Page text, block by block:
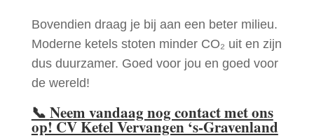
Bovendien draag je bij aan een beter milieu.
Moderne ketels stoten minder CO₂ uit en zijn
dus duurzamer. Goed voor jou en goed voor
de wereld!
📞 Neem vandaag nog contact met ons
op! CV Ketel Vervangen ‘s-Gravenland